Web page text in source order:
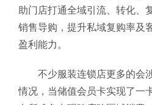
助门店打通全域引流、转化、
销售导购，提升私域复购率及
盈利能力。
不少服装连锁店更多的会
情况，当储值会员卡实现了一